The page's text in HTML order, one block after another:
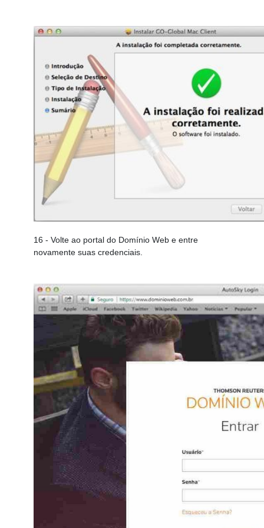
16 - Volte ao portal do Domínio Web e entre
novamente suas credenciais.